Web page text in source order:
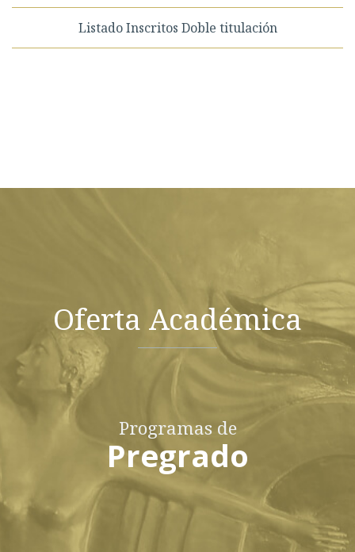
Listado Inscritos Doble titulación
Oferta Académica
Programas de
Pregrado